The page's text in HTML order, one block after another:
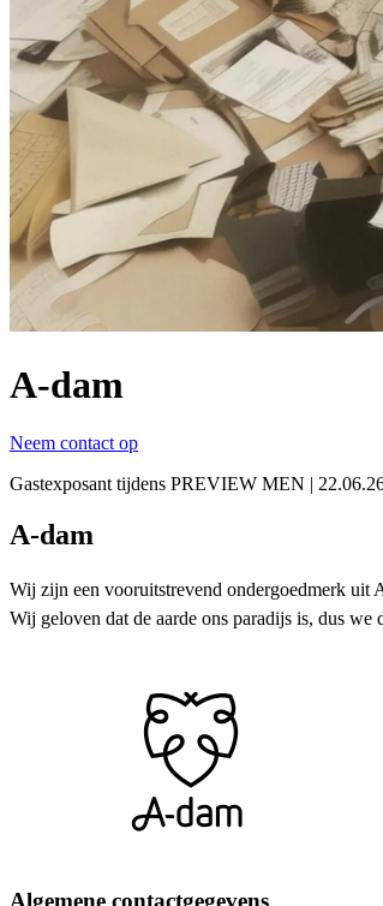
A-dam
Neem contact op
Gastexposant tijdens PREVIEW MEN |
A-dam
Wij zijn een vooruitstrevend ondergoedmerk uit
Wij geloven dat de aarde ons paradijs is, dus
Algemene contactgegevens